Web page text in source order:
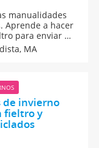
manualidades
Aprende a hacer
para enviar a
¿qué
adornos y
MA
invierno
fieltro y